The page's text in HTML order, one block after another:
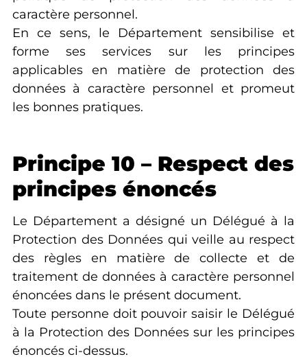
caractère personnel.
En ce sens, le Département sensibilise et
forme ses services sur les principes
applicables en matière de protection des
données à caractère personnel et promeut
les bonnes pratiques.
Principe 10 – Respect des
principes énoncés
Le Département a désigné un Délégué à la
Protection des Données qui veille au respect
des règles en matière de collecte et de
traitement de données à caractère personnel
énoncées dans le présent document.
Toute personne doit pouvoir saisir le Délégué
à la Protection des Données sur les principes
énoncés ci-dessus.